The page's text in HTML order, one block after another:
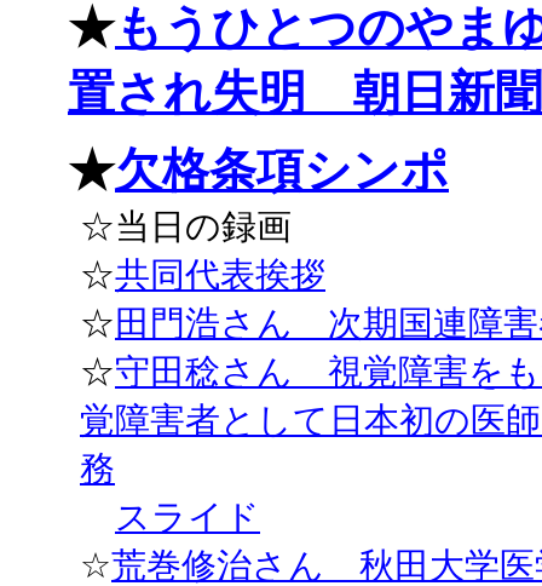
★もうひとつのや
置され失明 朝日新聞
★欠格条項シンポ
☆当日の録画
☆共同代表挨拶
☆田門浩さん 次期国連障
☆守田稔さん 視覚障害を
覚障害者として日本初の医
務
スライド
☆荒巻修治さん 秋田大学